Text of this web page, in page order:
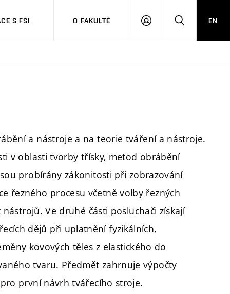
S FSI O FAKULTĚ
PŘIHLÁŠENÍHLEDAT
EN
a nástroje a na teorie tváření a nástroje.
v oblasti tvorby třísky, metod obrábění
probírány zákonitosti při zobrazování
řezného procesu včetně volby řezných
Ve druhé části posluchači získají
dějů při uplatnění fyzikálních,
kovových těles z elastického do
tvaru. Předmět zahrnuje výpočty
první návrh tvářecího stroje.